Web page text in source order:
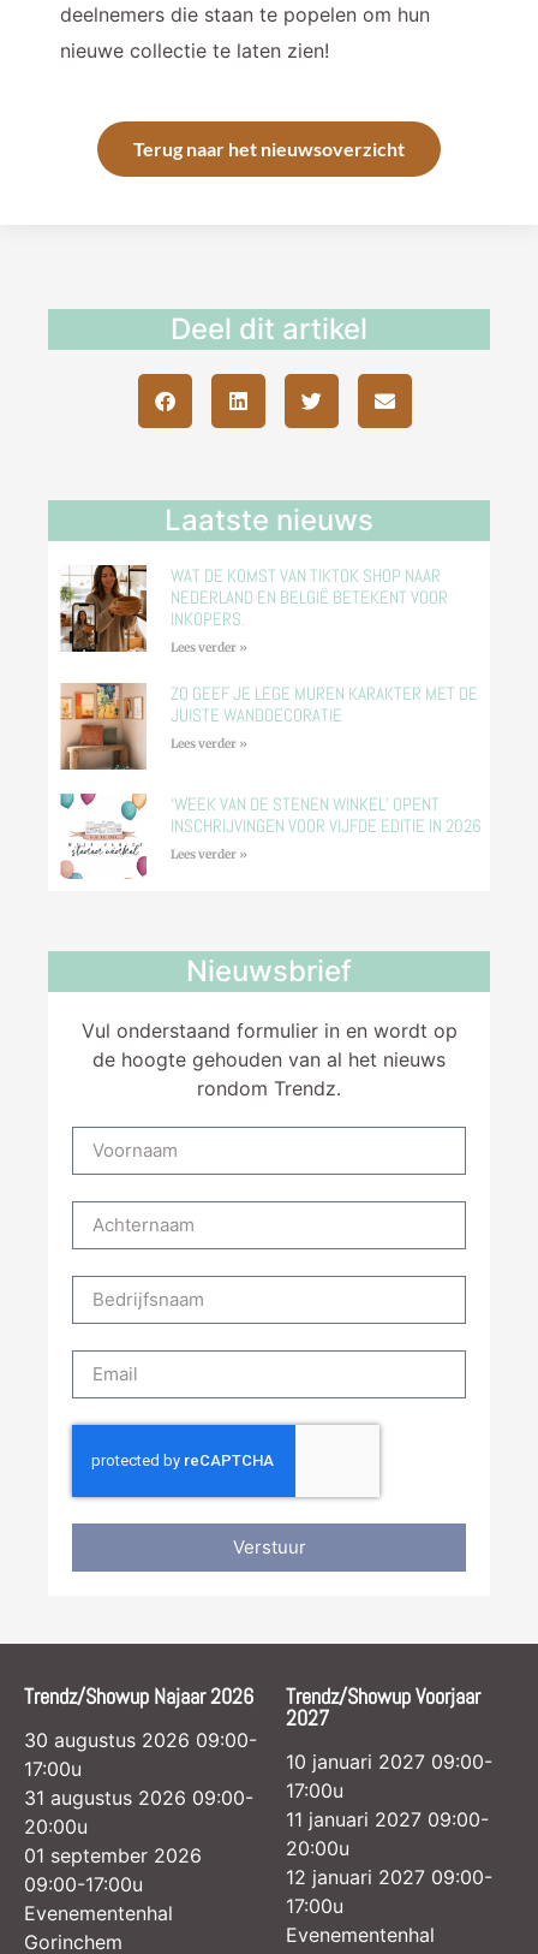
deelnemers die staan te popelen om hun
nieuwe collectie te laten zien!
Terug naar het nieuwsoverzicht
Deel dit artikel
Laatste nieuws
WAT DE KOMST VAN TIKTOK SHOP NAAR
NEDERLAND EN BELGIË BETEKENT VOOR
INKOPERS.
Lees verder »
ZO GEEF JE LEGE MUREN KARAKTER MET DE
JUISTE WANDDECORATIE
Lees verder »
‘WEEK VAN DE STENEN WINKEL’ OPENT
INSCHRIJVINGEN VOOR VIJFDE EDITIE IN 2026
Lees verder »
Nieuwsbrief
Vul onderstaand formulier in en wordt op
de hoogte gehouden van al het nieuws
rondom Trendz.
Verstuur
Trendz/Showup Najaar 2026
30 augustus 2026 09:00-
17:00u
31 augustus 2026 09:00-
20:00u
01 september 2026
09:00-17:00u
Evenementenhal
Gorinchem
Trendz/Showup Voorjaar
2027
10 januari 2027 09:00-
17:00u
11 januari 2027 09:00-
20:00u
12 januari 2027 09:00-
17:00u
Evenementenhal